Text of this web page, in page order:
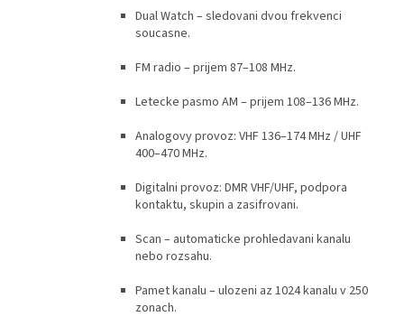
Dual Watch – sledovani dvou frekvenci
soucasne.
FM radio – prijem 87–108 MHz.
Letecke pasmo AM – prijem 108–136 MHz.
Analogovy provoz: VHF 136–174 MHz / UHF
400–470 MHz.
Digitalni provoz: DMR VHF/UHF, podpora
kontaktu, skupin a zasifrovani.
Scan – automaticke prohledavani kanalu
nebo rozsahu.
Pamet kanalu – ulozeni az 1024 kanalu v 250
zonach.